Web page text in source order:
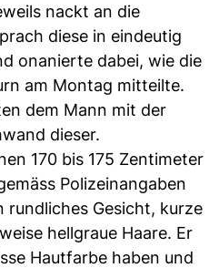
nackt an die
diese in eindeutig
onanierte dabei, wie die
am Montag mitteilte.
dem Mann mit der
dieser.
170 bis 175 Zentimeter
Polizeinangaben
rundliches Gesicht, kurze
hellgraue Haare. Er
Hautfarbe haben und